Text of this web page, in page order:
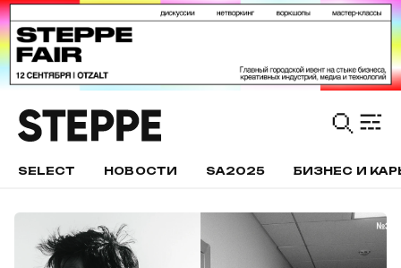
SELECT НОВОСТИ SA2025 БИЗНЕС И